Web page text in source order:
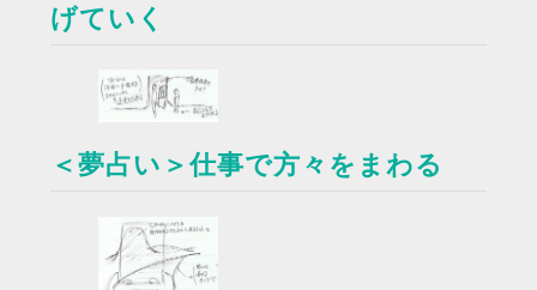
げていく
＜夢占い＞仕事で方々をまわる